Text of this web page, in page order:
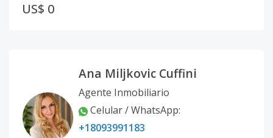
US$ 0
Ana Miljkovic Cuffini
Agente Inmobiliario
Celular / WhatsApp:
+18093991183